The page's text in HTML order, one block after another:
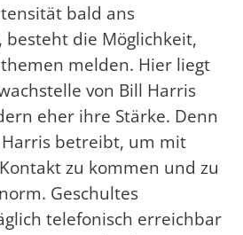
bald ans
besteht die Möglichkeit,
melden. Hier liegt
von Bill Harris
eher ihre Stärke. Denn
betreibt, um mit
zu kommen und zu
Geschultes
telefonisch erreichbar